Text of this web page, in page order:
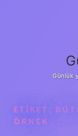
Günlük
ETIKET:
ÖRNEK